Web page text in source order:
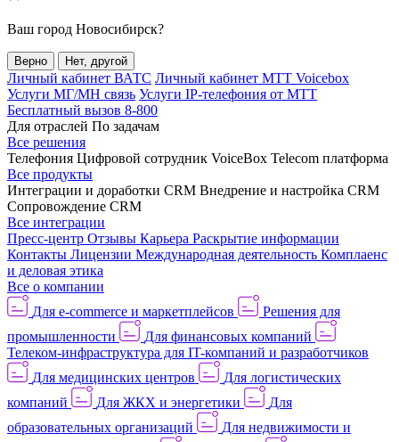
Ваш город Новосибирск?
Верно Нет, другой
Личный кабинет ВАТС Личный кабинет МТТ Voicebox
Услуги МГ/МН связь Услуги IP-телефония от МТТ
Бесплатный вызов 8-800
Для отраслей По задачам
Все решения
Телефония Цифровой сотрудник VoiceBox Telecom платформа
Все продукты
Интеграции и доработки CRM Внедрение и настройка CRM
Сопровождение CRM
Все интеграции
Пресс-центр Отзывы Карьера Раскрытие информации
Контакты Лицензии Международная деятельность Комплаенс
и деловая этика
Все о компании
Для e-commerce и маркетплейсов
Решения для
промышленности
Для финансовых компаний
Телеком-инфраструктура для IT-компаний и разработчиков
Для медицинских центров
Для логистических
компаний
Для ЖКХ и энергетики
Для
образовательных организаций
Для недвижимости и